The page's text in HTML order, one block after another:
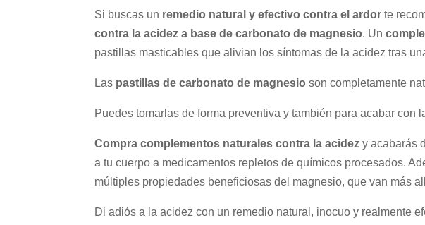
Si buscas un remedio natural y efectivo contra el ardor te
contra la acidez a base de carbonato de magnesio. Un
pastillas masticables que alivian los síntomas de la acidez tras
Las pastillas de carbonato de magnesio son completamente
Puedes tomarlas de forma preventiva y también para acabar con
Compra complementos naturales contra la acidez y acabarás
a tu cuerpo a medicamentos repletos de químicos procesados.
múltiples propiedades beneficiosas del magnesio, que van más
Di adiós a la acidez con un remedio natural, inocuo y realmente